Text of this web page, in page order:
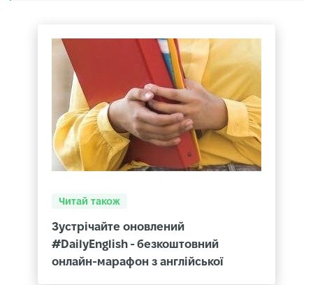
Читай також
Зустрічайте оновлений
#DailyEnglish - безкоштовний
онлайн-марафон з англійської